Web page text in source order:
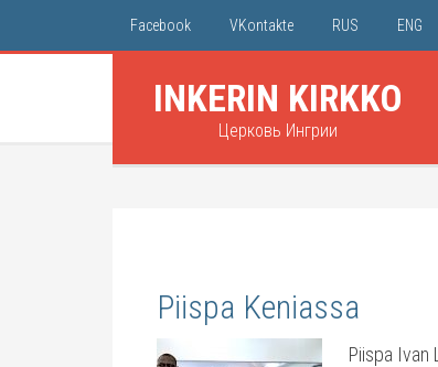
Facebook VKontakte RUS ENG
INKERIN KIRKKO
Церковь Ингрии
Piispa Keniassa
Piispa Ivan